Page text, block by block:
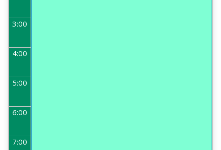
3:00
4:00
5:00
6:00
7:00